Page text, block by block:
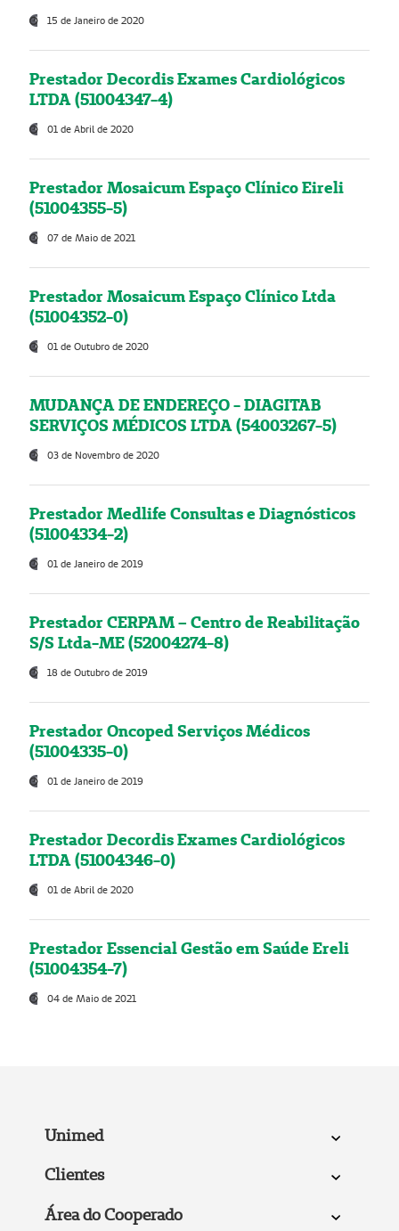
15 de Janeiro de 2020
Prestador Decordis Exames Cardiológicos
LTDA (51004347-4)
01 de Abril de 2020
Prestador Mosaicum Espaço Clínico Eireli
(51004355-5)
07 de Maio de 2021
Prestador Mosaicum Espaço Clínico Ltda
(51004352-0)
01 de Outubro de 2020
MUDANÇA DE ENDEREÇO - DIAGITAB
SERVIÇOS MÉDICOS LTDA (54003267-5)
03 de Novembro de 2020
Prestador Medlife Consultas e Diagnósticos
(51004334-2)
01 de Janeiro de 2019
Prestador CERPAM – Centro de Reabilitação
S/S Ltda-ME (52004274-8)
18 de Outubro de 2019
Prestador Oncoped Serviços Médicos
(51004335-0)
01 de Janeiro de 2019
Prestador Decordis Exames Cardiológicos
LTDA (51004346-0)
01 de Abril de 2020
Prestador Essencial Gestão em Saúde Ereli
(51004354-7)
04 de Maio de 2021
Unimed
Clientes
Área do Cooperado